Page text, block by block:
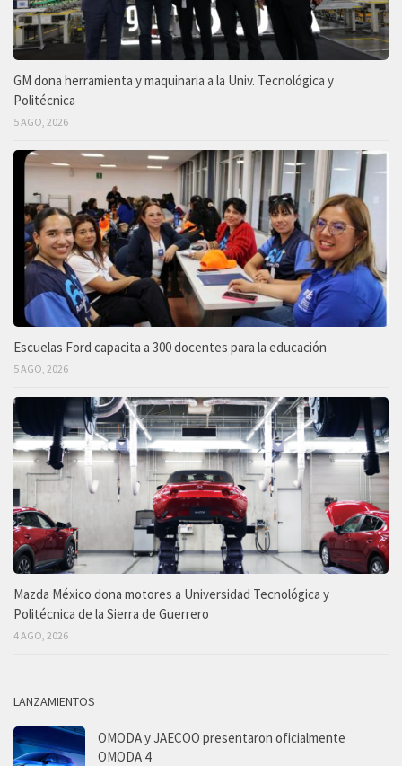
GM dona herramienta y maquinaria a la Univ. Tecnológica y
Politécnica
5 AGO, 2026
Escuelas Ford capacita a 300 docentes para la educación
5 AGO, 2026
Mazda México dona motores a Universidad Tecnológica y
Politécnica de la Sierra de Guerrero
4 AGO, 2026
LANZAMIENTOS
OMODA y JAECOO presentaron oficialmente
OMODA 4